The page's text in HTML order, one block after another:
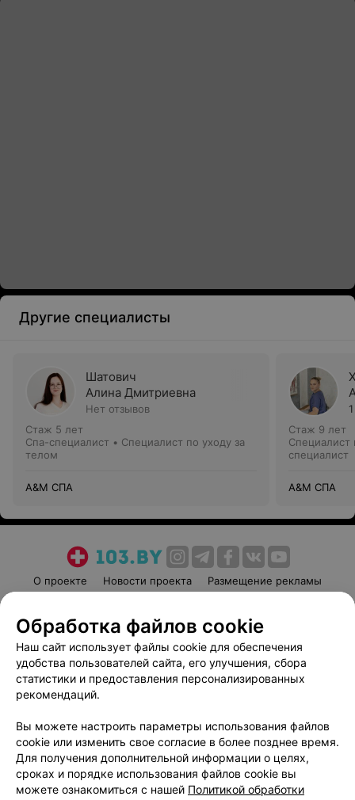
Другие специалисты
Шатович
Алина Дмитриевна
Нет отзывов
Стаж 5 лет
Спа-специалист • Специалист по уходу за
телом
А&М СПА
Стаж 9 лет
Специалист
специалист
А&М СПА
О проекте Новости проекта
Размещение рекламы
Пользовательское соглашение
Способы оплаты
Вакансии
Партнеры
Написать руководителю 103.by
Обработка персональных данных
Обработка файлов cookie
Наш сайт использует файлы cookie для обеспечения
удобства пользователей сайта, его улучшения, сбора
статистики и предоставления персонализированных
рекомендаций.
Вы можете настроить параметры использования файлов
cookie или изменить свое согласие в более позднее время.
Для получения дополнительной информации о целях,
сроках и порядке использования файлов cookie вы
можете ознакомиться с нашей Политикой обработки